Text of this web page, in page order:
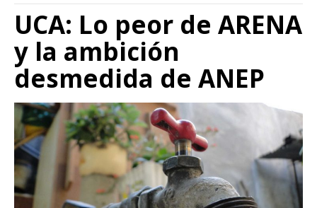
UCA: Lo peor de ARENA
y la ambición
desmedida de ANEP